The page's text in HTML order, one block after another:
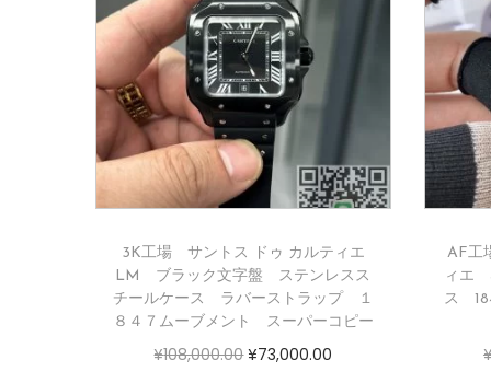
3K工場 サントス ドゥ カルティエ
LM ブラック文字盤 ステンレスス
チールケース ラバーストラップ １
８４７ムーブメント スーパーコピー
¥108,000.00 ¥73,000.00
AF工
ィエ
ス